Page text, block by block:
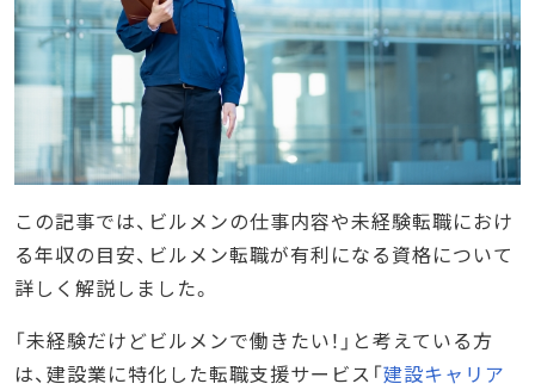
この記事では、ビルメンの仕事内容や未経験転職におけ
る年収の目安、ビルメン転職が有利になる資格について
詳しく解説しました。
「未経験だけどビルメンで働きたい！」と考えている方
は、建設業に特化した転職支援サービス「建設キャリア